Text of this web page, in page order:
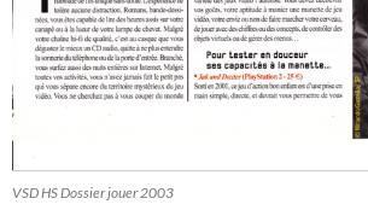
VSD HS Dossier jouer 2003